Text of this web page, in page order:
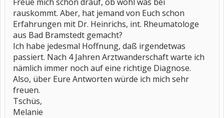
rauskommt. Aber, hat jemand von Euch schon
Erfahrungen mit Dr. Heinrichs, int. Rheumatologe
aus Bad Bramstedt gemacht?
Ich habe jedesmal Hoffnung, daß irgendetwas
passiert. Nach 4 Jahren Arztwanderschaft warte ich
nämlich immer noch auf eine richtige Diagnose.
Also, über Eure Antworten würde ich mich sehr
freuen.
Tschüs,
Melanie